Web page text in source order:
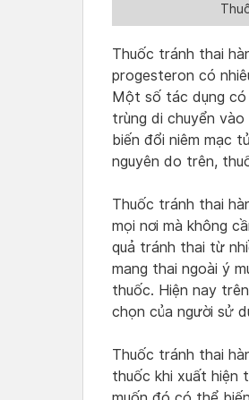
Thuốc tránh thai
progesteron có
Một số tác dụng có
trùng di chuyển
biến đổi niêm mạc
nguyên do trên,
Thuốc tránh thai
mọi nơi mà không
quả tránh thai từ
mang thai ngoài ý
thuốc. Hiện nay
chọn của người sử
Thuốc tránh thai
thuốc khi xuất hiện